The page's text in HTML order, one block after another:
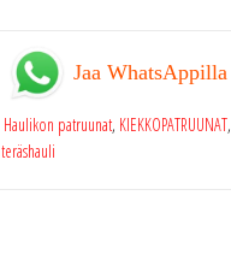
Jaa WhatsAppilla
Haulikon patruunat, KIEKKOPATRUUNAT,
teräshauli